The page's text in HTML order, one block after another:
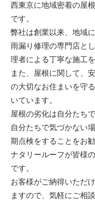
西東京に地域密着の屋
です。
弊社は創業以来、地域
雨漏り修理の専門店と
理者による丁寧な施工
また、屋根に関して、
の大切なお住まいを守
いています。
屋根の劣化は自分たち
自分たちで気づかない
期点検をすることをお
ナタリールーフが皆様
です。
お客様がご納得いただ
ますので、気軽にご相